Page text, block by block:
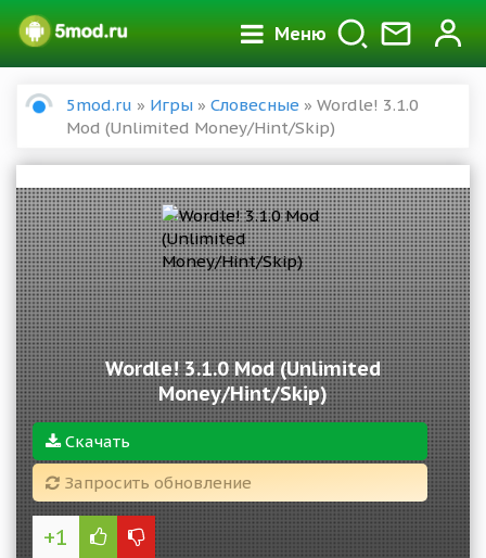
Меню
5mod.ru » Игры » Словесные » Wordle! 3.1.0
Mod (Unlimited Money/Hint/Skip)
Wordle! 3.1.0 Mod (Unlimited
Money/Hint/Skip)
Скачать
Запросить обновление
+1